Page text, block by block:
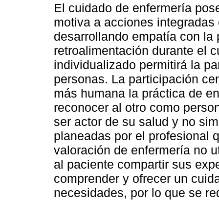
El cuidado de enfermería
motiva a acciones
desarrollando empatía con
retroalimentación durante el
individualizado permitirá la
personas. La participación
más humana la práctica de
reconocer al otro como
ser actor de su salud y no
planeadas por el profesional
valoración de enfermería no
al paciente compartir sus
comprender y ofrecer un
necesidades, por lo que se